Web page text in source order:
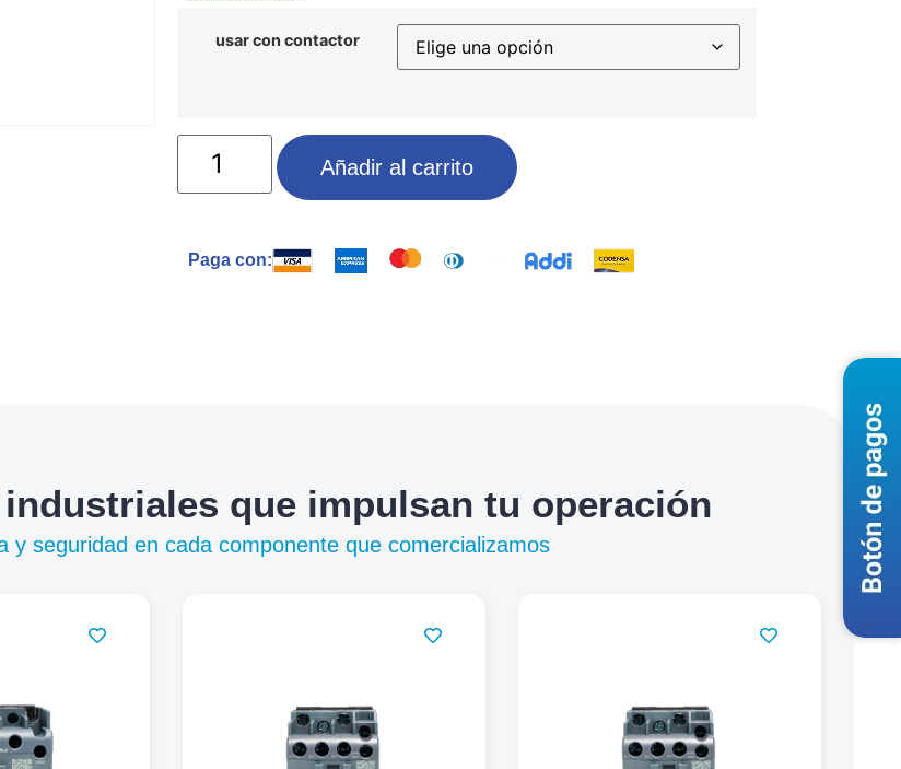
usar con contactor
Añadir al carrito
Paga con:
que impulsan tu operación
y seguridad en cada componente que comercializamos